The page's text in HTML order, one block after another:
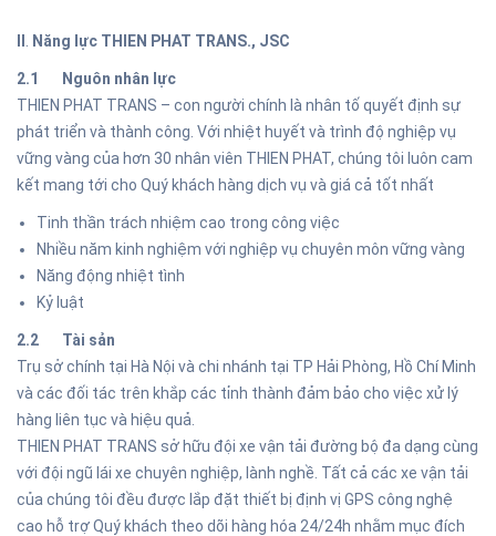
Năng lực THIEN PHAT TRANS., JSC
2.1 Nguôn nhân lực
THIEN PHAT TRANS – con người chính là nhân tố quyết định sự
phát triển và thành công. Với nhiệt huyết và trình độ nghiệp vụ
vững vàng của hơn 30 nhân viên THIEN PHAT, chúng tôi luôn cam
kết mang tới cho Quý khách hàng dịch vụ và giá cả tốt nhất
Tinh thần trách nhiệm cao trong công việc
Nhiều năm kinh nghiệm với nghiệp vụ chuyên môn vững vàng
Năng động nhiệt tình
Kỷ luật
2.2 Tài sản
Trụ sở chính tại Hà Nội và chi nhánh tại TP Hải Phòng, Hồ Chí Minh
và các đối tác trên khắp các tỉnh thành đảm bảo cho việc xử lý
hàng liên tục và hiệu quả.
THIEN PHAT TRANS sở hữu đội xe vận tải đường bộ đa dạng cùng
với đội ngũ lái xe chuyên nghiệp, lành nghề. Tất cả các xe vận tải
của chúng tôi đều được lắp đặt thiết bị định vị GPS công nghệ
cao hỗ trợ Quý khách theo dõi hàng hóa 24/24h nhằm mục đích